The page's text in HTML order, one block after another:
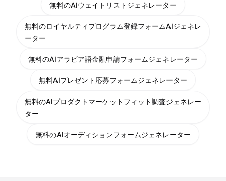
無料のAIウェイトリストジェネレーター
無料のロイヤルティプログラム登録フォームAIジェネレ
ーター
無料のAIアラビア語金融申請フォームジェネレーター
無料AIプレゼント応募フォームジェネレーター
無料のAIプロダクトマーケットフィット調査ジェネレー
ター
無料のAIオーディションフォームジェネレーター